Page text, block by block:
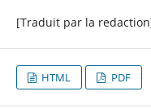
[Traduit par la
HTML PDF